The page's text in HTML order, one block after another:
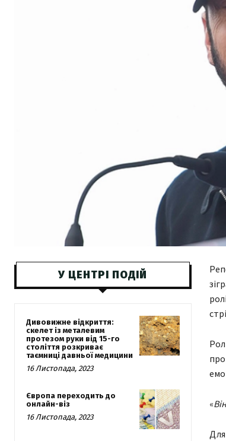
У ЦЕНТРІ ПОДІЙ
Дивовижне відкриття:
скелет із металевим
протезом руки від 15-го
століття розкриває
таємниці давньої медицини
16 Листопада, 2023
Європа переходить до
онлайн-віз
16 Листопада, 2023
«
Для